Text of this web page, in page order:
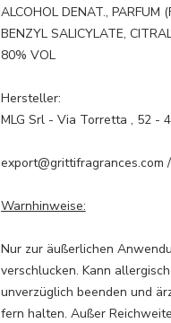
ALCOHOL DENAT., PARFUM
BENZYL SALICYLATE,
80% VOL
Hersteller:
MLG Srl - Via Torretta , 52 -
export@grittifragrances.com
Warnhinweise:
Nur zur äußerlichen
verschlucken. Kann
unverzüglich beenden und
fern halten. Außer